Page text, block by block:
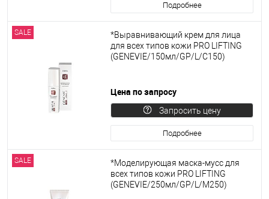
Подробнее
SALE
*Выравнивающий крем для лица
для всех типов кожи PRO LIFTING
(GENEVIE/150мл/GP/L/C150)
Цена по запросу
Запросить цену
Подробнее
SALE
*Моделирующая маска-мусс для
всех типов кожи PRO LIFTING
(GENEVIE/250мл/GP/L/M250)